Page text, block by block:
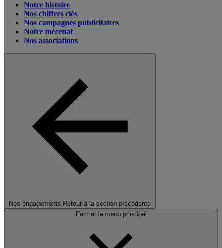
Notre histoire
Nos chiffres clés
Nos campagnes publicitaires
Notre mécénat
Nos associations
Nos engagements Retour à la section précédente
Fermer le menu principal